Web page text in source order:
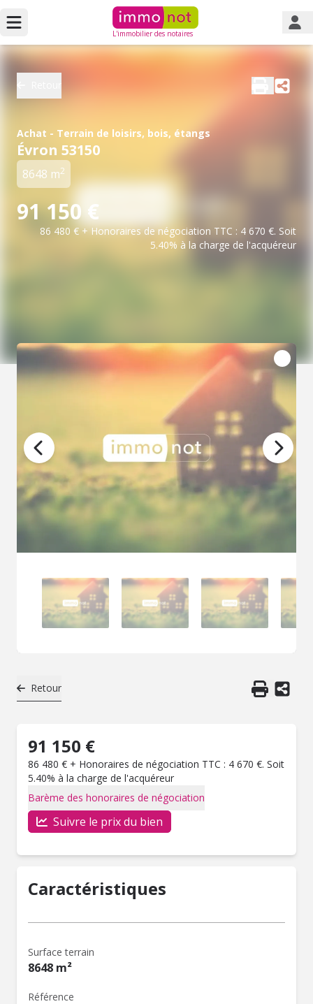
L'immobilier des notaires
Achat - Terrain de loisirs, bois, étangs
Évron 53150
8648 m2
91 150 €
86 480 € + Honoraires de négociation TTC : 4 670 €. Soit
5.40% à la charge de l'acquéreur
Retour
91 150 €
86 480 € + Honoraires de négociation TTC : 4 670 €. Soit
5.40% à la charge de l'acquéreur
Barème des honoraires de négociation
Suivre le prix du bien
Caractéristiques
Surface terrain
8648 m²
Référence